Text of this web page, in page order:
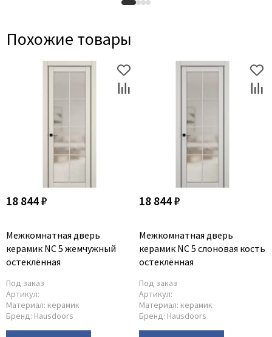
Похожие товары
18 844 ₽
Межкомнатная дверь
керамик NC 5 жемчужный
остеклённая
Под заказ
Артикул:
Материал: керамик
Бренд: Hausdoors
18 844 ₽
Межкомнатная дверь
керамик NC 5 слоновая кость
остеклённая
Под заказ
Артикул:
Материал: керамик
Бренд: Hausdoors